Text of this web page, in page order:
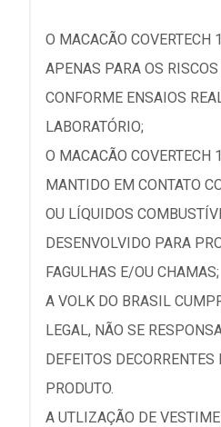
O MACACÃO COVERTECH
APENAS PARA OS
CONFORME ENSAIOS
LABORATÓRIO;
O MACACÃO COVERTECH
MANTIDO EM CONTATO
OU LÍQUIDOS
DESENVOLVIDO PARA
FAGULHAS E/OU CHAMAS;
A VOLK DO BRASIL
LEGAL, NÃO SE
DEFEITOS
PRODUTO.
A UTLIZAÇÃO DE